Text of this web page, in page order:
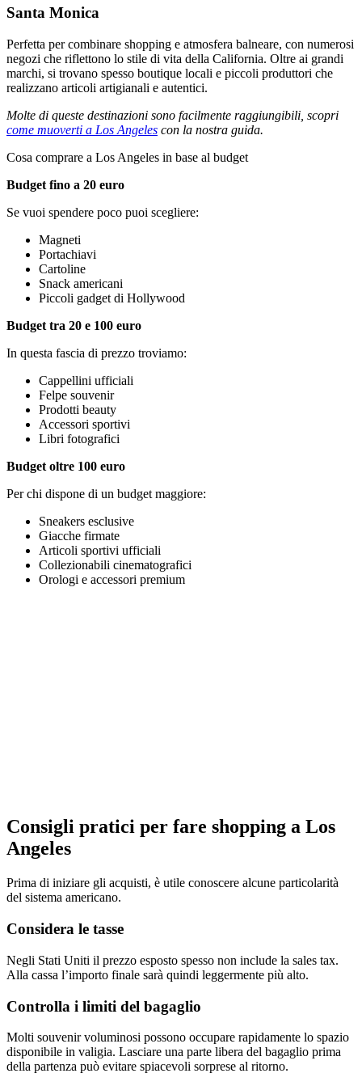
Santa Monica
Perfetta per combinare shopping e atmosfera balneare, con numerosi
negozi che riflettono lo stile di vita della California. Oltre ai grandi
marchi, si trovano spesso boutique locali e piccoli produttori che
realizzano articoli artigianali e autentici.
Molte di queste destinazioni sono facilmente raggiungibili, scopri
come muoverti a Los Angeles con la nostra guida.
Cosa comprare a Los Angeles in base al budget
Budget fino a 20 euro
Se vuoi spendere poco puoi scegliere:
Magneti
Portachiavi
Cartoline
Snack americani
Piccoli gadget di Hollywood
Budget tra 20 e 100 euro
In questa fascia di prezzo troviamo:
Cappellini ufficiali
Felpe souvenir
Prodotti beauty
Accessori sportivi
Libri fotografici
Budget oltre 100 euro
Per chi dispone di un budget maggiore:
Sneakers esclusive
Giacche firmate
Articoli sportivi ufficiali
Collezionabili cinematografici
Orologi e accessori premium
Consigli pratici per fare shopping a Los
Angeles
Prima di iniziare gli acquisti, è utile conoscere alcune particolarità
del sistema americano.
Considera le tasse
Negli Stati Uniti il prezzo esposto spesso non include la sales tax.
Alla cassa l’importo finale sarà quindi leggermente più alto.
Controlla i limiti del bagaglio
Molti souvenir voluminosi possono occupare rapidamente lo spazio
disponibile in valigia. Lasciare una parte libera del bagaglio prima
della partenza può evitare spiacevoli sorprese al ritorno.